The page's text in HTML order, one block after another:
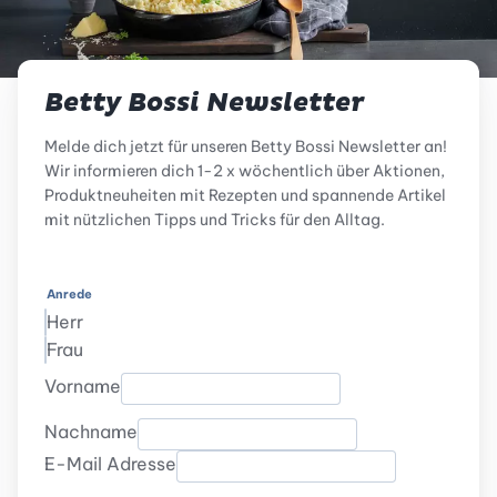
Betty Bossi Newsletter
Melde dich jetzt für unseren Betty Bossi Newsletter an!
Wir informieren dich 1-2 x wöchentlich über Aktionen,
Produktneuheiten mit Rezepten und spannende Artikel
mit nützlichen Tipps und Tricks für den Alltag.
Anrede
Herr
Frau
Vorname
Nachname
E-Mail Adresse